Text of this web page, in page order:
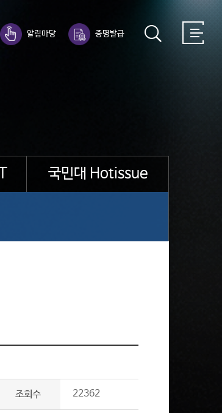
알림마당 증명발급
국민대 Hotissue
조회수 22362